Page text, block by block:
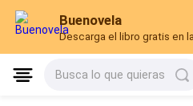
Buenovela
Descarga el libro gratis en
Busca lo que quieras